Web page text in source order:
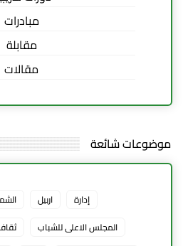
مبادرات
مقابلة
مقالات
موضوعات شائعة
إدارة اربيل
المجلس الاعلى للشباب